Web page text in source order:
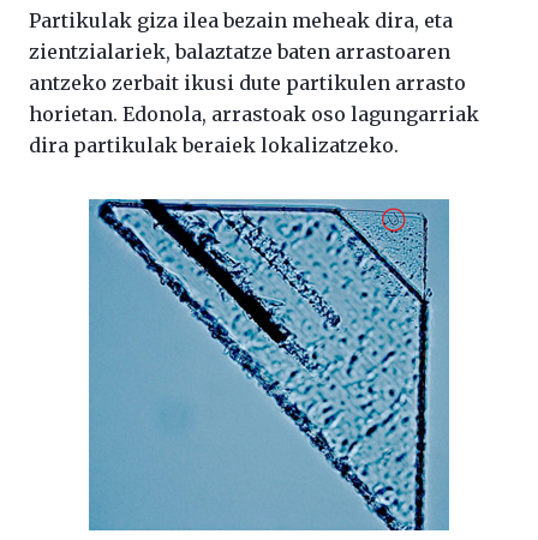
Partikulak giza ilea bezain meheak dira, eta
zientzialariek, balaztatze baten arrastoaren
antzeko zerbait ikusi dute partikulen arrasto
horietan. Edonola, arrastoak oso lagungarriak
dira partikulak beraiek lokalizatzeko.